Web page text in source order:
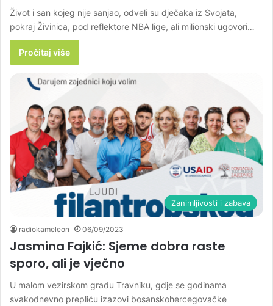
Život i san kojeg nije sanjao, odveli su dječaka iz Svojata,
pokraj Živinica, pod reflektore NBA lige, ali milionski ugovori…
Pročitaj više
Zanimljivosti i zabava
radiokameleon 06/09/2023
Jasmina Fajkić: Sjeme dobra raste
sporo, ali je vječno
U malom vezirskom gradu Travniku, gdje se godinama
svakodnevno prepliću izazovi bosanskohercegovačke